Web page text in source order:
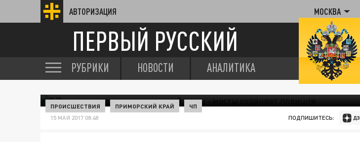
АВТОРИЗАЦИЯ МОСКВА
ПЕРВЫЙ РУССКИЙ
РУБРИКИ НОВОСТИ АНАЛИТИКА
ПРОИСШЕСТВИЯ ПРИМОРСКИЙ КРАЙ ЧП
15 МАЯ 2017 08:48 ПОДПИШИТЕСЬ: